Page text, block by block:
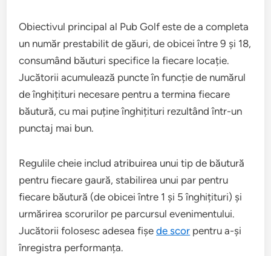
Obiectivul principal al Pub Golf este de a completa
un număr prestabilit de găuri, de obicei între 9 și 18,
consumând băuturi specifice la fiecare locație.
Jucătorii acumulează puncte în funcție de numărul
de înghițituri necesare pentru a termina fiecare
băutură, cu mai puține înghițituri rezultând într-un
punctaj mai bun.
Regulile cheie includ atribuirea unui tip de băutură
pentru fiecare gaură, stabilirea unui par pentru
fiecare băutură (de obicei între 1 și 5 înghițituri) și
urmărirea scorurilor pe parcursul evenimentului.
Jucătorii folosesc adesea fișede scor pentru a-și
înregistra performanța.